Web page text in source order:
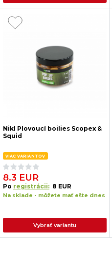
Nikl Plovoucí boilies Scopex &
Squid
VIAC VARIANTOV
8.3 EUR
Po registrácii: 8 EUR
Na sklade - môžete mať ešte dnes
Vybrať variantu